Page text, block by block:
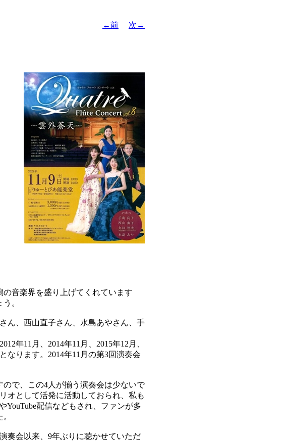
←前
次→
音楽界を盛り上げてくれています
。
ん、西山直子さん、水島あやさん、手
年11月、2014年11月、2015年12月、
なります。2014年11月の第3回演奏会
で、この4人が揃う演奏会は少ないで
オとして活発に活動しておられ、私も
YouTube配信などもされ、ファンが多
奏会以来、9年ぶりに聴かせていただ